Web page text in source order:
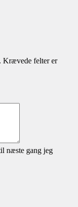
Krævede felter er
næste gang jeg